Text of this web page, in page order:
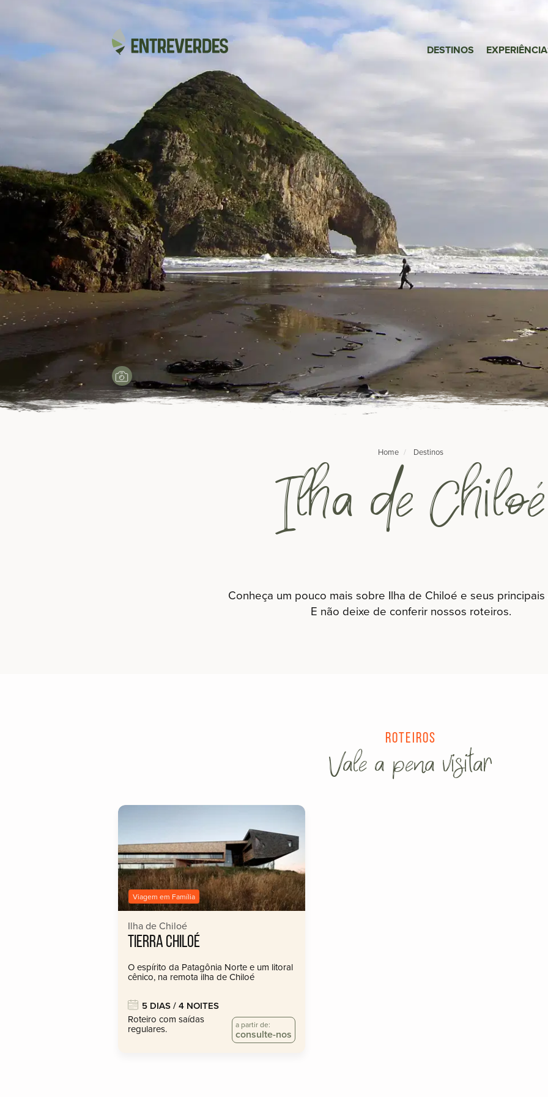
DESTINOS
Home Destinos
Ilha de Chiloé
Conheça um pouco mais sobre Ilha de Chiloé e seus
E não deixe de conferir nossos roteiros.
Roteiros
Vale a pena visitar
Viagem em Família
Ilha de Chiloé
TIERRA CHILOÉ
O espírito da Patagônia Norte e um litoral
cênico, na remota ilha de Chiloé
5 DIAS / 4 NOITES
Roteiro com saídas
regulares. a partir de:
consulte-nos